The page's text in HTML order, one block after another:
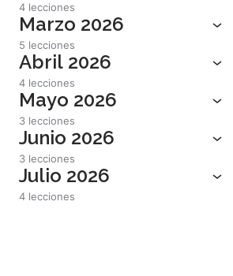
4 lecciones
Marzo 2026
5 lecciones
Abril 2026
4 lecciones
Mayo 2026
3 lecciones
Junio 2026
3 lecciones
Julio 2026
4 lecciones